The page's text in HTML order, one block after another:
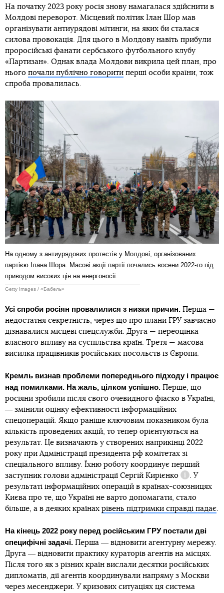
На початку 2023 року росія знову намагалася здійснити в
Молдові переворот. Місцевий політик Ілан Шор мав
організувати антиурядові мітинги, на яких би сталася
силова провокація. Для цього в Молдову навіть прибули
проросійські фанати сербського футбольного клубу
«Партизан». Однак влада Молдови викрила цей план, про
нього почали публічно говорити перші особи країни, тож
спроба провалилась.
На одному з антиурядових протестів у Молдові, організованих
партією Ілана Шора. Масові акції партії почались восени 2022-го під
приводом високих цін на енергоносії.
Getty Images / «Бабель»
Усі спроби росіян провалилися з низки причин. Перша —
недостатня секретність, через що про плани ГРУ завчасно
дізнавалися місцеві спецслужби. Друга — переоцінка
власного впливу на суспільства країн. Третя — масова
висилка працівників російських посольств із Європи.
Кремль визнав проблеми попереднього підходу і працює
над помилками. На жаль, цілком успішно. Перше, що
росіяни зробили після свого очевидного фіаско в Україні,
― змінили оцінку ефективності інформаційних
спецоперацій. Якщо раніше ключовим показником була
кількість проведених акцій, то тепер орієнтуються на
результат. Це визначають у створених наприкінці 2022
року при Адміністрації президента рф комітетах зі
спеціального впливу. Їхню роботу координує перший
заступник голови адміністрації Сергій Кирієнко
Довідка
. У
результаті інформаційних операцій в країнах-союзницях
Києва про те, що Україні не варто допомагати, стало
більше, а в деяких країнах рівень підтримки справді падає
На кінець 2022 року перед російським ГРУ постали дві
специфічні задачі. Перша ― відновити агентурну мережу.
Друга ― відновити практику кураторів агентів на місцях.
Після того як з різних країн вислали десятки російських
дипломатів, дії агентів координували напряму з Москви
через месенджери. У кризових ситуаціях ця система